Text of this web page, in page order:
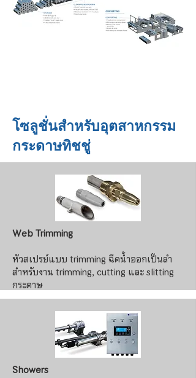
โซลูชั่นสำหรับอุตสาหกรรม
กระดาษทิชชู่
Web Trimming
หัวสเปรย์แบบ trimming ฉีดน้ำออกเป็นลำ
สำหรับงาน trimming, cutting และ slitting
กระดาษ
ข้อมูลเพิ่มเติม >>
Showers